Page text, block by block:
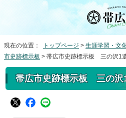
現在の位置： トップページ > 生涯学習・文
市史跡標示板 > 帯広市史跡標示板 三の沢1
帯広市史跡標示板 三の沢